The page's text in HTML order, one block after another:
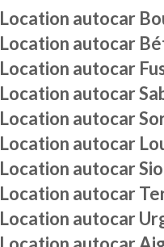
Location autocar
Location autocar
Location autocar
Location autocar
Location autocar
Location autocar
Location autocar
Location autocar
Location autocar